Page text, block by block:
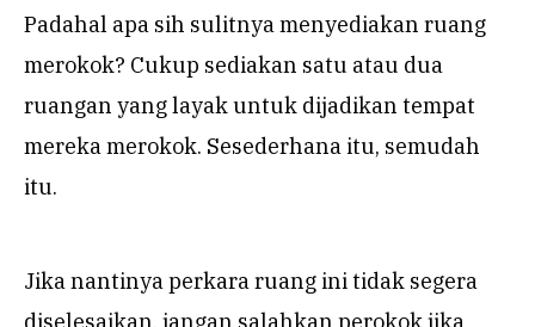
Padahal apa sih sulitnya menyediakan ruang
merokok? Cukup sediakan satu atau dua
ruangan yang layak untuk dijadikan tempat
mereka merokok. Sesederhana itu, semudah
itu.
Jika nantinya perkara ruang ini tidak segera
diselesaikan, jangan salahkan perokok jika